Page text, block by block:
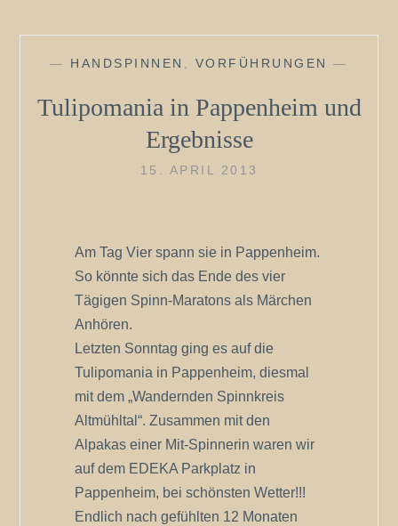
— HANDSPINNEN VORFÜHRUNGEN —
Tulipomania in Pappenheim und
Ergebnisse
15. APRIL 2013
Am Tag Vier spann sie in Pappenheim.
So könnte sich das Ende des vier
Tägigen Spinn-Maratons als Märchen
Anhören.
Letzten Sonntag ging es auf die
Tulipomania in Pappenheim, diesmal
mit dem „Wandernden Spinnkreis
Altmühltal“. Zusammen mit den
Alpakas einer Mit-Spinnerin waren wir
auf dem EDEKA Parkplatz in
Pappenheim, bei schönsten Wetter!!!
Endlich nach gefühlten 12 Monaten